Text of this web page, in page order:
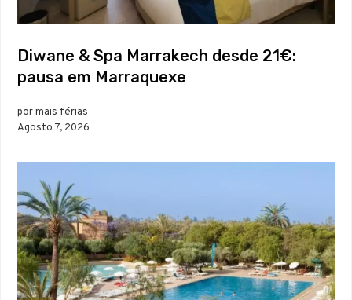
Diwane & Spa Marrakech desde 21€:
pausa em Marraquexe
por mais férias
Agosto 7, 2026